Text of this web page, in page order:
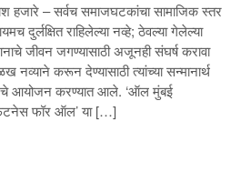
हजारे – सर्वच समाजघटकांचा सामाजिक स्तर
दुर्लक्षित राहिलेल्या नव्हे; ठेवल्या गेलेल्या
जीवन जगण्यासाठी अजूनही संघर्ष करावा
करून देण्यासाठी त्यांच्या सन्मानार्थ
डे’चे आयोजन करण्यात आले. ‘ऑल मुंबई
फॉर ऑल’ या […]